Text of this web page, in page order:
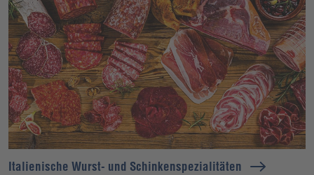
Italienische Wurst- und Schinkenspezialitäten